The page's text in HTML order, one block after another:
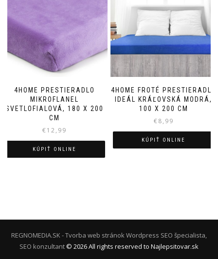
4HOME PRESTIERADLO
MIKROFLANEL
SVETLOFIALOVÁ, 180 X 200
CM
€12,99
KÚPIŤ ONLINE
4HOME FROTÉ PRESTIERADLO
IDEÁL KRÁĽOVSKÁ MODRÁ,
100 X 200 CM
€8,99
KÚPIŤ ONLINE
REGNOMEDIA.SK - Tvorba web stránok Wordpress SEO špecialista,
SEO konzultant © 2026All rights reserved to Najlepsitovar.sk